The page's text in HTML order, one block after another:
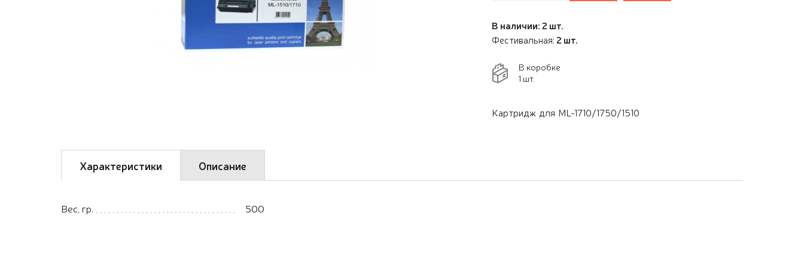
В наличии: 2 шт.
Фестивальная: 2 шт.
В коробке
1 шт.
Картридж для ML-1710/1750/1510
Характеристики Описание
Вес, гр. 500